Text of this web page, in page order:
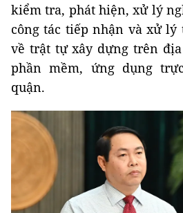
kiểm tra, phát hiện, xử lý
công tác tiếp nhận và xử
về trật tự xây dựng trên
phần mềm, ứng dụng
quận.